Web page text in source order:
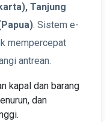
Tanjung
. Sistem e-
mempercepat
antrean.
kapal dan barang
dan